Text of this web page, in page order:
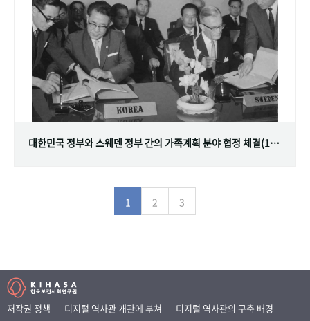
대한민국 정부와 스웨덴 정부 간의 가족계획 분야 협정 체결(1968.07.12)
1 2 3
저작권 정책 디지털 역사관 개관에 부쳐
디지털 역사관의 구축 배경